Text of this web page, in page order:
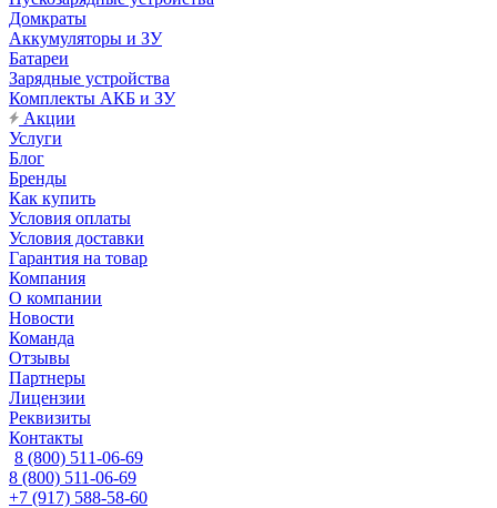
Домкраты
Аккумуляторы и ЗУ
Батареи
Зарядные устройства
Комплекты АКБ и ЗУ
Акции
Услуги
Блог
Бренды
Как купить
Условия оплаты
Условия доставки
Гарантия на товар
Компания
О компании
Новости
Команда
Отзывы
Партнеры
Лицензии
Реквизиты
Контакты
8 (800) 511-06-69
8 (800) 511-06-69
+7 (917) 588-58-60